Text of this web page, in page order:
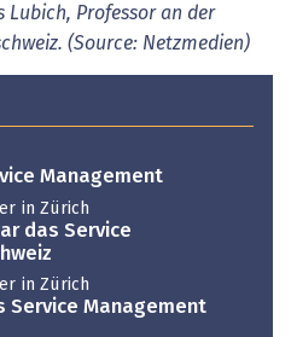
Lubich, Professor an der
(Source: Netzmedien)
Management
in Zürich
das Service
in Zürich
Service Management